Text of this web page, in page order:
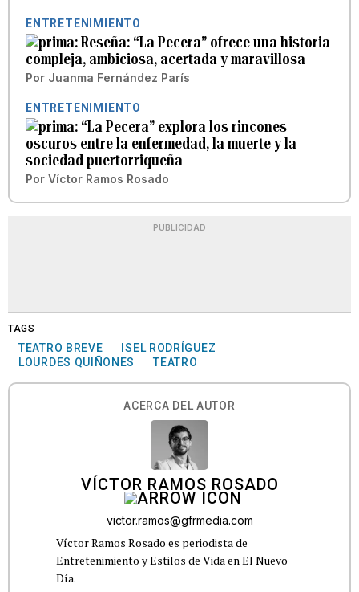
ENTRETENIMIENTO
Reseña: “La Pecera” ofrece una historia
compleja, ambiciosa, acertada y maravillosa
Por Juanma Fernández París
ENTRETENIMIENTO
“La Pecera” explora los rincones
oscuros entre la enfermedad, la muerte y la
sociedad puertorriqueña
Por Víctor Ramos Rosado
PUBLICIDAD
TAGS
TEATRO BREVE
ISEL RODRÍGUEZ
LOURDES QUIÑONES
TEATRO
ACERCA DEL AUTOR
VÍCTOR RAMOS ROSADO
victor.ramos@gfrmedia.com
Víctor Ramos Rosado es periodista de
Entretenimiento y Estilos de Vida en El Nuevo
Día.